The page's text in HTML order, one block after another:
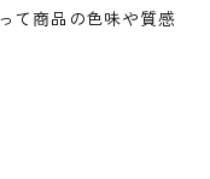
て商品の色味や質感